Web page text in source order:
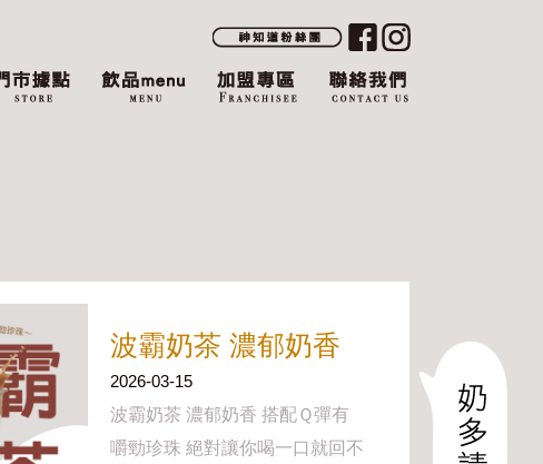
波霸奶茶 濃郁奶香
2026-03-15
波霸奶茶 濃郁奶香 搭配Ｑ彈有
嚼勁珍珠 絕對讓你喝一口就回不